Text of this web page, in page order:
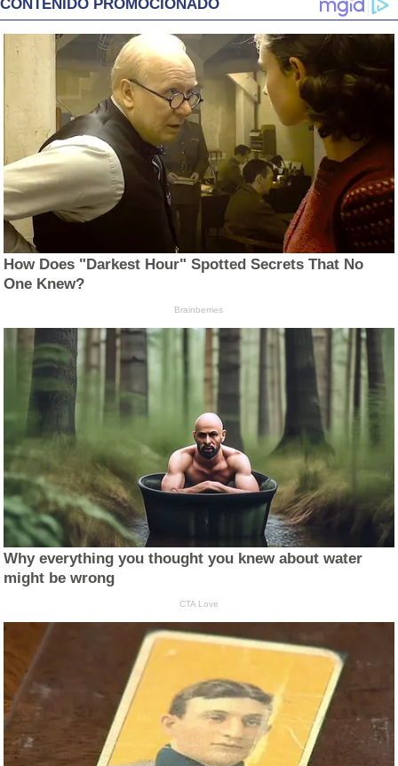
CONTENIDO PROMOCIONADO
How Does "Darkest Hour" Spotted Secrets That No
One Knew?
Brainberries
Why everything you thought you knew about water
might be wrong
CTA Love